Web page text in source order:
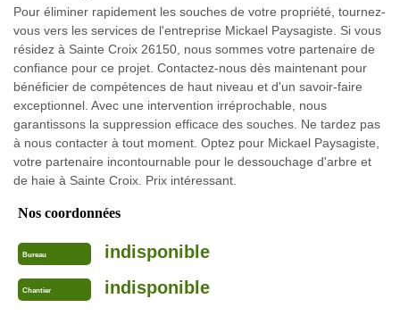
Pour éliminer rapidement les souches de votre propriété, tournez-
vous vers les services de l'entreprise Mickael Paysagiste. Si vous
résidez à Sainte Croix 26150, nous sommes votre partenaire de
confiance pour ce projet. Contactez-nous dès maintenant pour
bénéficier de compétences de haut niveau et d'un savoir-faire
exceptionnel. Avec une intervention irréprochable, nous
garantissons la suppression efficace des souches. Ne tardez pas
à nous contacter à tout moment. Optez pour Mickael Paysagiste,
votre partenaire incontournable pour le dessouchage d'arbre et
de haie à Sainte Croix. Prix intéressant.
Nos coordonnées
Bureau indisponible
Chantier indisponible